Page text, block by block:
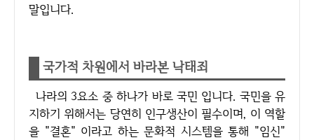
말입니다.
국가적 차원에서 바라본 낙태죄
나라의 3요소 중 하나가 바로 국민 입니다. 국민을 유
지하기 위해서는 당연히 인구생산이 필수이며, 이 역할
을 "결혼" 이라고 하는 문화적 시스템을 통해 "임신"